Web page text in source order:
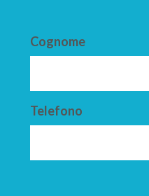
Cognome
Telefono